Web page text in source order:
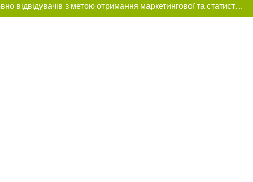
Цей сайт використовує «cookies». Також веб-сайт використовує інтернет-сервіс для збору технічних даних стосовно відвідувачів з метою отримання маркетингової та статистичної інформації. Умови обробки даних відвідувачів сайту див.